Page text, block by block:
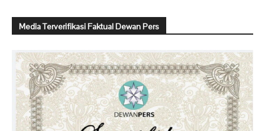
Media Terverifikasi Faktual Dewan Pers